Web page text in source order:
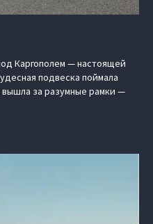
Каргополем — настоящей
подвеска поймала
вышла за разумные рамки —